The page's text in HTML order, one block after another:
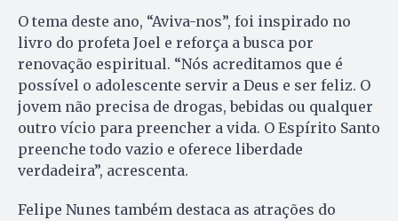
O tema deste ano, “Aviva-nos”, foi inspirado no
livro do profeta Joel e reforça a busca por
renovação espiritual. “Nós acreditamos que é
possível o adolescente servir a Deus e ser feliz. O
jovem não precisa de drogas, bebidas ou qualquer
outro vício para preencher a vida. O Espírito Santo
preenche todo vazio e oferece liberdade
verdadeira”, acrescenta.
Felipe Nunes também destaca as atrações do